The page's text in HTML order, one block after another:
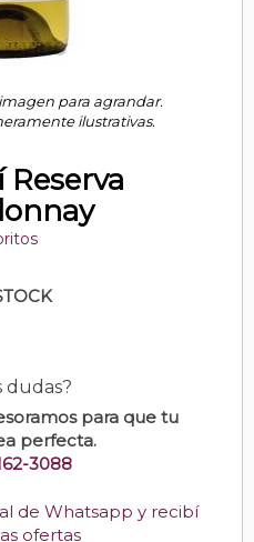
para agrandar.
ilustrativas.
Reserva
dudas?
para que tu
perfecta.
3088
de Whatsapp y recibí
ofertas